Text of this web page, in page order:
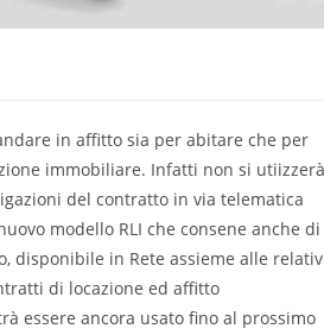
in affitto sia per abitare che per
immobiliare. Infatti non si
del contratto in via telematica
modello RLI che consene anche di
disponibile in Rete assieme alle
di locazione ed affitto
essere ancora usato fino al prossimo